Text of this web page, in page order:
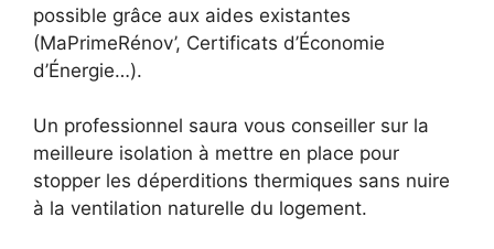
possible grâce aux aides existantes
(MaPrimeRénov’, Certificats d’Économie
d’Énergie…).
Un professionnel saura vous conseiller sur la
meilleure isolation à mettre en place pour
stopper les déperditions thermiques sans nuire
à la ventilation naturelle du logement.